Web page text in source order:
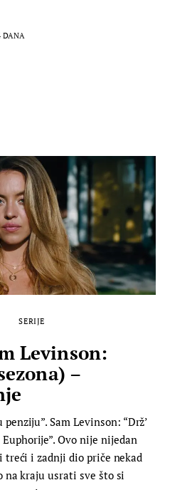
DANA
SERIJE
Levinson:
–
Sam Levinson: “Drž’
Ovo nije nijedan
treći i zadnji dio priče nekad
kraju usrati sve što si